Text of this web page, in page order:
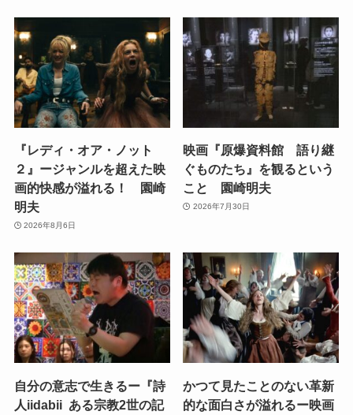
『レディ・オア・ノット
２』ージャンルを超えた映
画的快感が溢れる！ 園崎
明夫
2026年8月6日
映画『原爆資料館 語り継
ぐものたち』を観るという
こと 園崎明夫
2026年7月30日
自分の意志で生きるー『詩
人iidabii ある宗教2世の記
かつて見たことのない革新
的な面白さが溢れるー映画